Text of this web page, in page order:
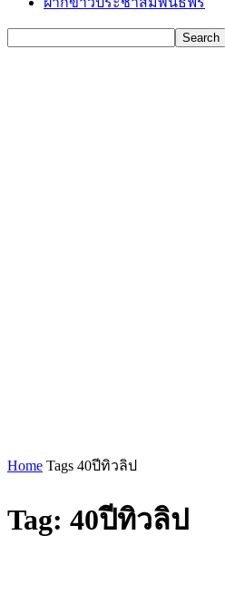
Home Tags 40ปีทิวลิป
Tag: 40ปีทิวลิป